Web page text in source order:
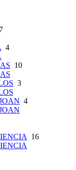
4
10
3
4
16